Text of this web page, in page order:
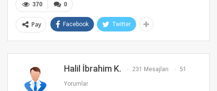
0
370
Pay Facebook Twitter
Halil İbrahim K. 231 Mesajları 51
Yorumlar